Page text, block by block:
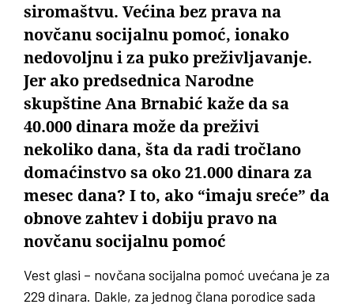
siromaštvu. Većina bez prava na
novčanu socijalnu pomoć, ionako
nedovoljnu i za puko preživljavanje.
Jer ako predsednica Narodne
skupštine Ana Brnabić kaže da sa
40.000 dinara može da preživi
nekoliko dana, šta da radi tročlano
domaćinstvo sa oko 21.000 dinara za
mesec dana? I to, ako “imaju sreće” da
obnove zahtev i dobiju pravo na
novčanu socijalnu pomoć
Vest glasi – novčana socijalna pomoć uvećana je za
229 dinara. Dakle, za jednog člana porodice sada